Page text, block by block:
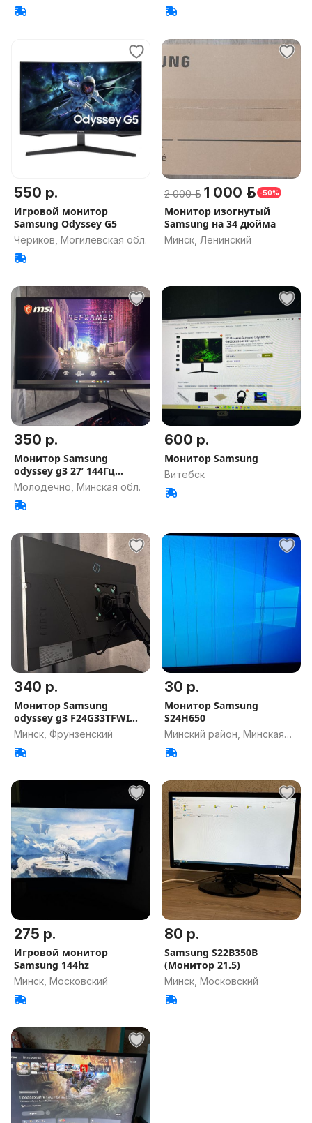
550 р.
Игровой монитор
Samsung Odyssey G5
Чериков, Могилевская обл.
2 000 р. 1 000 р. -50%
Монитор изогнутый
Samsung на 34 дюйма
Минск, Ленинский
350 р.
Монитор Samsung
odyssey g3 27’ 144Гц
1920x1080 VA
Молодечно, Минская обл.
600 р.
Монитор Samsung
Витебск
340 р.
Монитор Samsung
odyssey g3 F24G33TFWI
144 герца
Минск, Фрунзенский
30 р.
Монитор Samsung
S24H650
Минский район, Минская
обл.
275 р.
Игровой монитор
Samsung 144hz
Минск, Московский
80 р.
Samsung S22B350B
(Монитор 21.5)
Минск, Московский